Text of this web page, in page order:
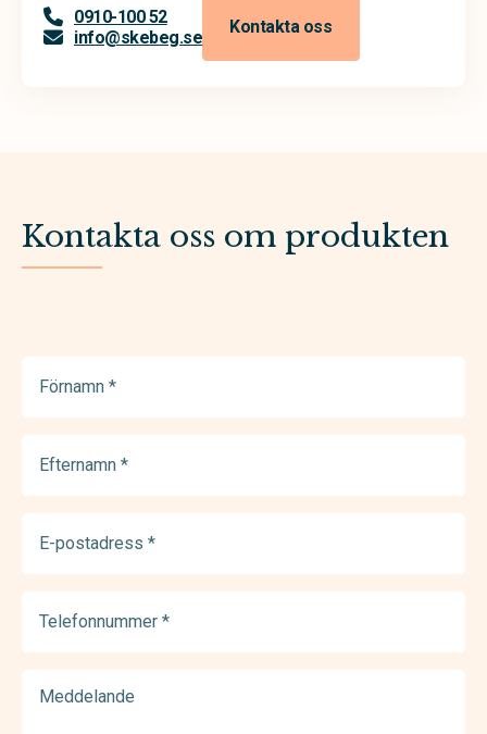
0910-100 52
info@skebeg.se
Kontakta oss
Kontakta oss om produkten
(Required)
(Required)
postadress
(Required)